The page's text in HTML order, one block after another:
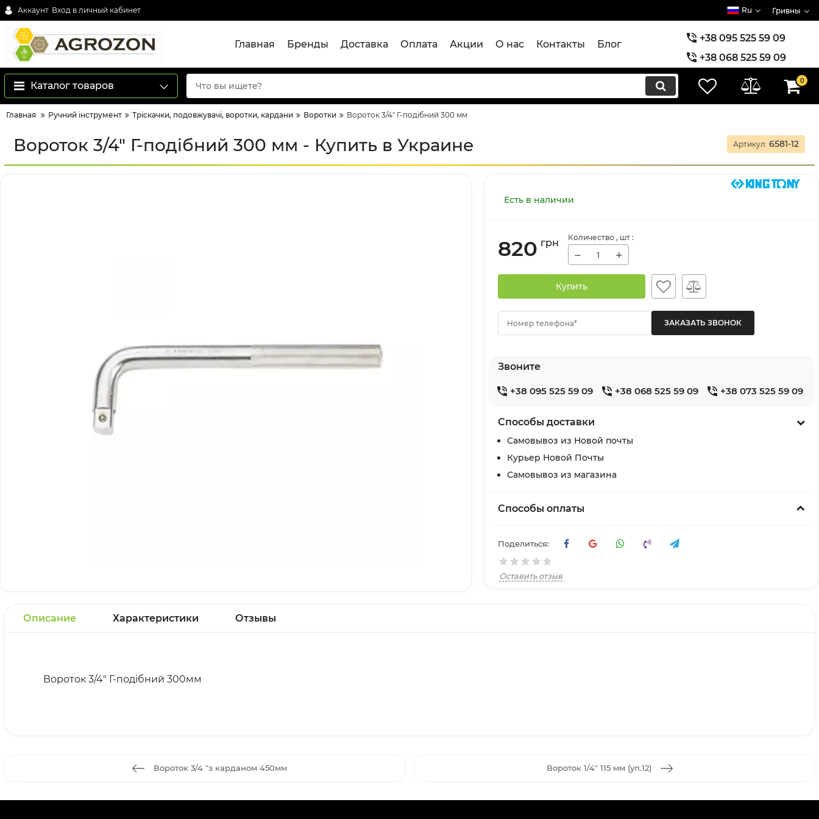
Аккаунт Вход в личный кабинет Ru Гривны
Главная Бренды Доставка Оплата Акции О нас Контакты Блог
+38 095 525 59 09
+38 068 525 59 09
+38 073 525 59 09
Каталог товаров 0
Главная Ручний інструмент Тріскачки, подовжувачі, воротки, кардани Воротки Вороток 3/4" Г-подібний 300 мм
Вороток 3/4" Г-подібний 300 мм - Купить в Украине Артикул: 6581-12
Есть в наличии
820 грн Количество , шт :
− +
Купить
Номер телефона*
Звоните
+38 095 525 59 09 +38 068 525 59 09 +38 073 525 59 09
Способы доставки
Самовывоз из Новой почты
Курьер Новой Почты
Самовывоз из магазина
Способы оплаты
Поделиться:
Оставить отзыв
Описание Характеристики Отзывы
Вороток 3/4" Г-подібний 300мм
Вороток 3/4 "з карданом 450мм Вороток 1/4" 115 мм (уп.12)